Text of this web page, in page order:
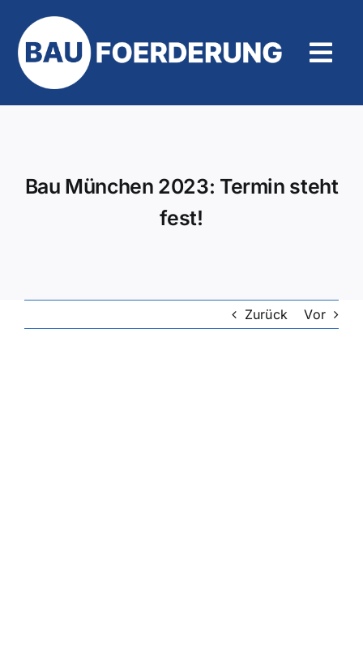
Inhalt
springen
Bau München 2023: Termin steht
fest!
Zurück Vor